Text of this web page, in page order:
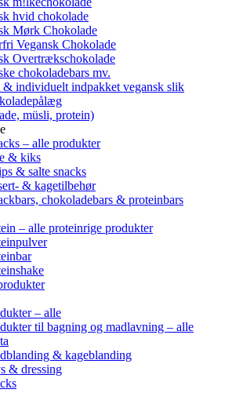
hvid chokolade
Mørk Chokolade
Vegansk Chokolade
Overtrækschokolade
chokoladebars mv.
individuelt indpakket vegansk slik
müsli, protein)
– alle produkter
& kiks
& salte snacks
& kagetilbehør
chokoladebars & proteinbars
– alle proteinrige produkter
– alle
til bagning og madlavning – alle
& kageblanding
& dressing